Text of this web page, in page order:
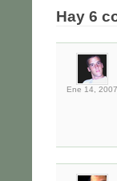
Hay 6
Ene 14, 2007